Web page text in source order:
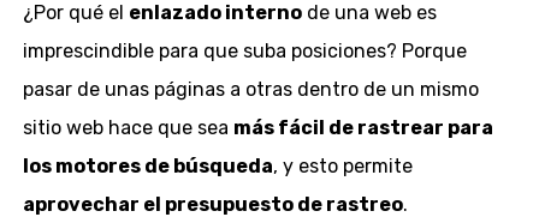
¿Por qué el enlazado internode una web es
imprescindible para que suba posiciones? Porque
pasar de unas páginas a otras dentro de un mismo
sitio web hace que sea más fácil de rastrear para
los motores de búsqueda, y esto permite
aprovechar el presupuesto de rastreo.